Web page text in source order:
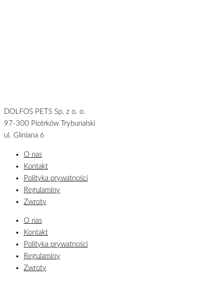
DOLFOS PETS Sp. z o. o.
97-300 Piotrków Trybunalski
ul. Gliniana 6
O nas
Kontakt
Polityka prywatności
Regulaminy
Zwroty
O nas
Kontakt
Polityka prywatności
Regulaminy
Zwroty